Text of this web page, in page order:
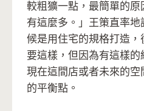
較粗獷一點，最簡單的
有這麼多。」王策直率
候是用住宅的規格打造
要這樣，但因為有這樣
現在這間店或者未來的
的平衡點。